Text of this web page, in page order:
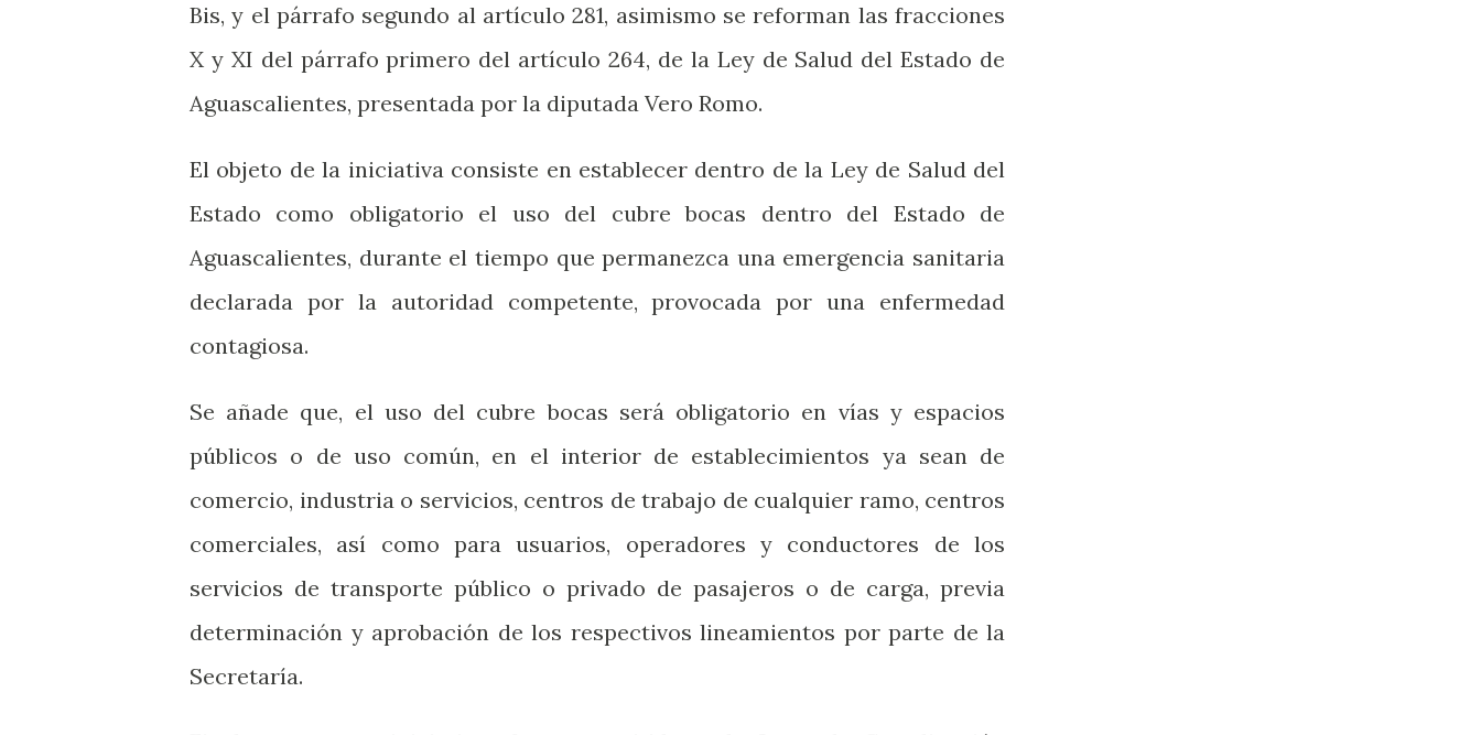
Bis, y el párrafo segundo al artículo 281, asimismo se reforman las fracciones
X y XI del párrafo primero del artículo 264, de la Ley de Salud del Estado de
Aguascalientes, presentada por la diputada Vero Romo.
El objeto de la iniciativa consiste en establecer dentro de la Ley de Salud del
Estado como obligatorio el uso del cubre bocas dentro del Estado de
Aguascalientes, durante el tiempo que permanezca una emergencia sanitaria
declarada por la autoridad competente, provocada por una enfermedad
contagiosa.
Se añade que, el uso del cubre bocas será obligatorio en vías y espacios
públicos o de uso común, en el interior de establecimientos ya sean de
comercio, industria o servicios, centros de trabajo de cualquier ramo, centros
comerciales, así como para usuarios, operadores y conductores de los
servicios de transporte público o privado de pasajeros o de carga, previa
determinación y aprobación de los respectivos lineamientos por parte de la
Secretaría.